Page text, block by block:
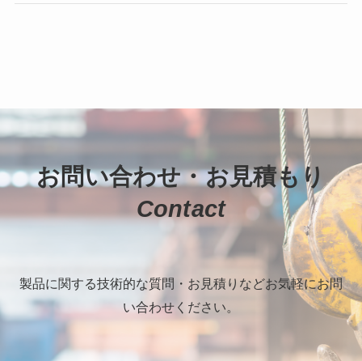
お問い合わせ・お見積もり
Contact
製品に関する技術的な質問・お見積りなどお気軽にお問
い合わせください。